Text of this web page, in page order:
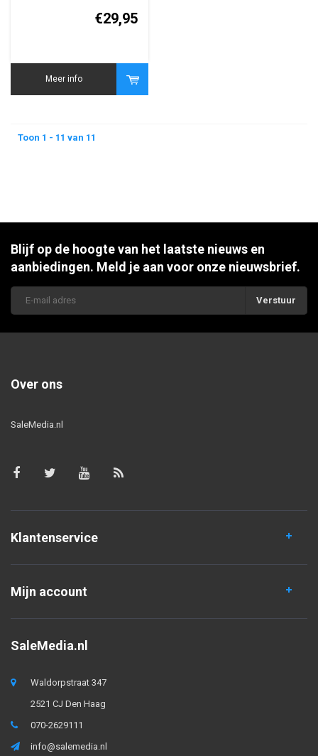
€29,95
Meer info
Toon 1 - 11 van 11
Blijf op de hoogte van het laatste nieuws en
aanbiedingen. Meld je aan voor onze nieuwsbrief.
Verstuur
Over ons
SaleMedia.nl
Klantenservice
Mijn account
SaleMedia.nl
Waldorpstraat 347
2521 CJ Den Haag
070-2629111
info@salemedia.nl